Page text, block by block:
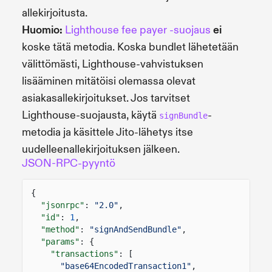
allekirjoitusta.
Huomio: Lighthouse fee payer -suojaus ei
koske tätä metodia. Koska bundlet lähetetään
välittömästi, Lighthouse-vahvistuksen
lisääminen mitätöisi olemassa olevat
asiakasallekirjoitukset. Jos tarvitset
Lighthouse-suojausta, käytä signBundle-
metodia ja käsittele Jito-lähetys itse
uudelleenallekirjoituksen jälkeen.
JSON-RPC-pyyntö
{
"jsonrpc" : "2.0" ,
"id" : 1 ,
"method" : "signAndSendBundle" ,
"params" : {
"transactions" : [
"base64EncodedTransaction1" ,